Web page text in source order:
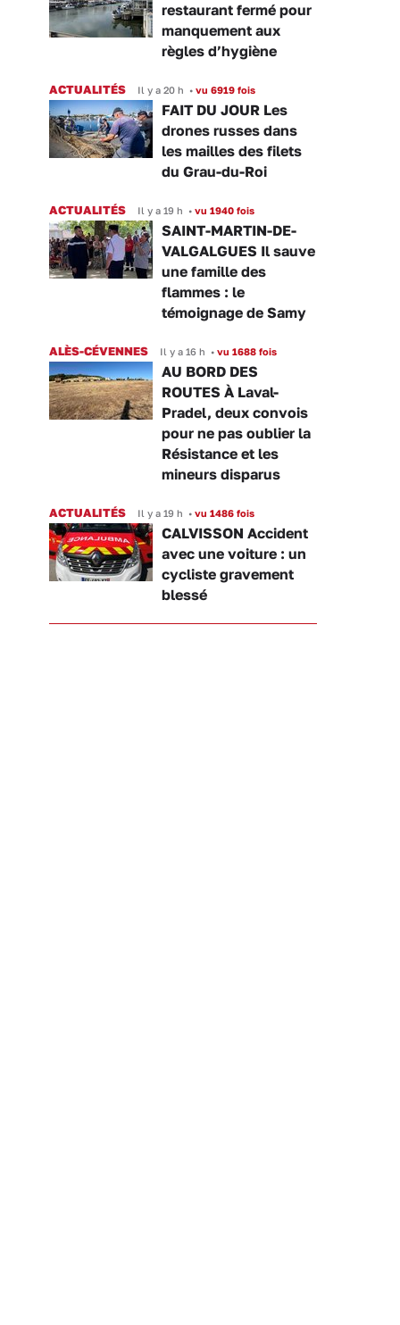
restaurant fermé pour
manquement aux
règles d’hygiène
ACTUALITÉS Il y a 20 h • vu 6919 fois
FAIT DU JOUR Les
drones russes dans
les mailles des filets
du Grau-du-Roi
ACTUALITÉS Il y a 19 h • vu 1940 fois
SAINT-MARTIN-DE-
VALGALGUES Il sauve
une famille des
flammes : le
témoignage de Samy
ALÈS-CÉVENNES Il y a 16 h • vu 1688 fois
AU BORD DES
ROUTES À Laval-
Pradel, deux convois
pour ne pas oublier la
Résistance et les
mineurs disparus
ACTUALITÉS Il y a 19 h • vu 1486 fois
CALVISSON Accident
avec une voiture : un
cycliste gravement
blessé